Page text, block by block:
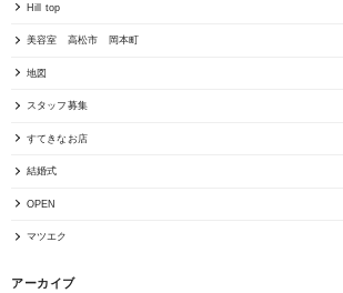
Hill top
美容室 高松市 岡本町
地図
スタッフ募集
すてきなお店
結婚式
OPEN
マツエク
アーカイブ